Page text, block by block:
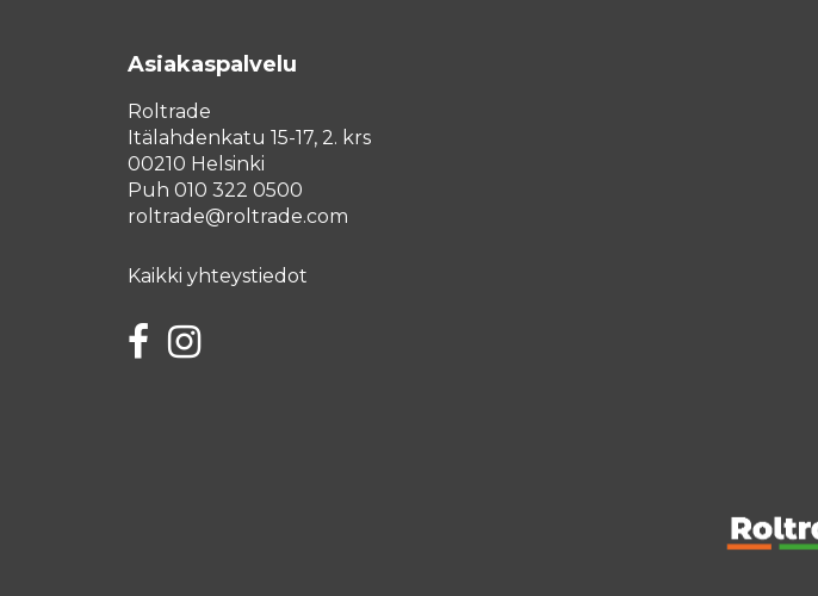
Asiakaspalvelu
Roltrade
Itälahdenkatu 15-17, 2. krs
00210 Helsinki
Puh 010 322 0500
roltrade@roltrade.com
Kaikki yhteystiedot
FacebookInstagram